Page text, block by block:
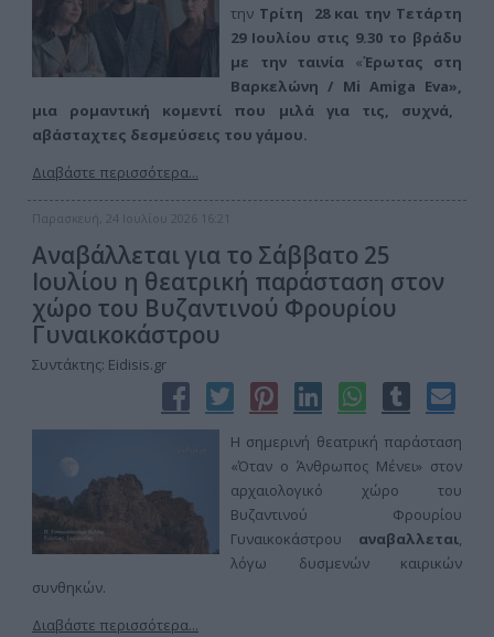
την Τρίτη 28 και την Τετάρτη
29 Ιουλίου στις 9.30 το βράδυ
με την ταινία «Έρωτας στη
Βαρκελώνη / Mi Amiga Eva»,
μια ρομαντική κομεντί που μιλά για τις, συχνά,
αβάσταχτες δεσμεύσεις του γάμου.
Διαβάστε περισσότερα...
Παρασκευή, 24 Ιουλίου 2026 16:21
Αναβάλλεται για το Σάββατο 25
Ιουλίου η θεατρική παράσταση στον
χώρο του Βυζαντινού Φρουρίου
Γυναικοκάστρου
Συντάκτης: Eidisis.gr
Η σημερινή θεατρική παράσταση
«Όταν ο Άνθρωπος Μένει» στον
αρχαιολογικό χώρο του
Βυζαντινού Φρουρίου
Γυναικοκάστρου αναβαλλεται,
λόγω δυσμενών καιρικών
συνθηκών.
Διαβάστε περισσότερα...